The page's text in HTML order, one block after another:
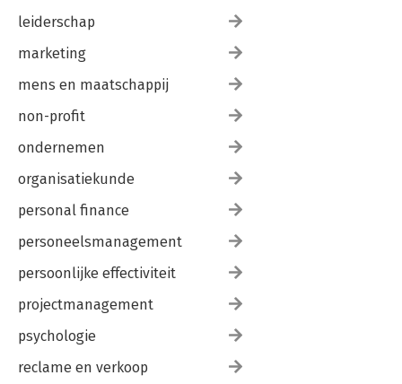
leiderschap
marketing
mens en maatschappij
non-profit
ondernemen
organisatiekunde
personal finance
personeelsmanagement
persoonlijke effectiviteit
projectmanagement
psychologie
reclame en verkoop